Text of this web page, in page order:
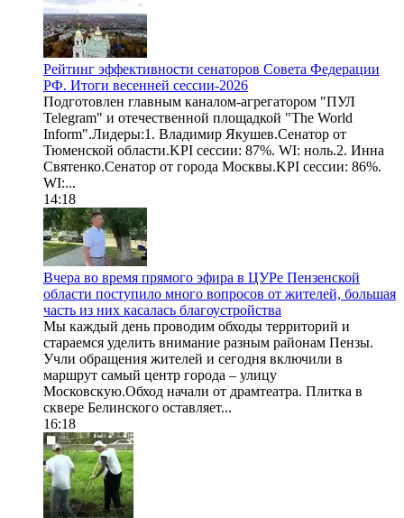
Рейтинг эффективности сенаторов Совета Федерации
РФ. Итоги весенней сессии-2026
Подготовлен главным каналом-агрегатором "ПУЛ
Telegram" и отечественной площадкой "The World
Inform".Лидеры:1. Владимир Якушев.Сенатор от
Тюменской области.KPI сессии: 87%. WI: ноль.2. Инна
Святенко.Сенатор от города Москвы.KPI сессии: 86%.
WI:...
14:18
Вчера во время прямого эфира в ЦУРе Пензенской
области поступило много вопросов от жителей, большая
часть из них касалась благоустройства
Мы каждый день проводим обходы территорий и
стараемся уделить внимание разным районам Пензы.
Учли обращения жителей и сегодня включили в
маршрут самый центр города – улицу
Московскую.Обход начали от драмтеатра. Плитка в
сквере Белинского оставляет...
16:18